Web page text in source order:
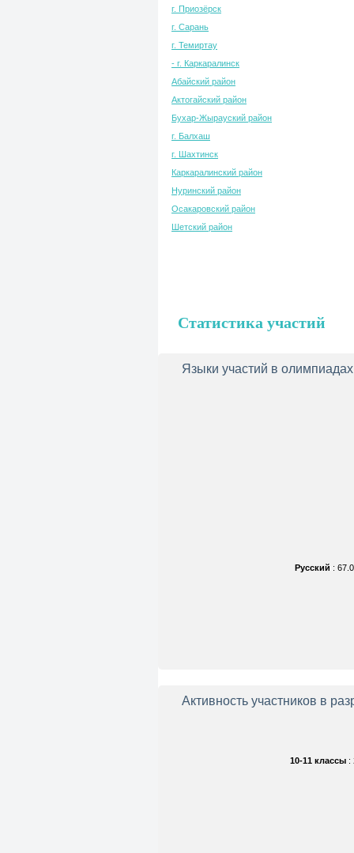
г. Приозёрск
г. Сарань
г. Темиртау
- г. Каркаралинск
Абайский район
Актогайский район
Бухар-Жырауский район
г. Балхаш
г. Шахтинск
Каркаралинский район
Нуринский район
Осакаровский район
Шетский район
Статистика участий
Языки участий в олимпиадах
Русский :
Активность участников в
10-11 классы :